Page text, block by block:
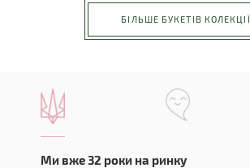
БІЛЬШЕ БУКЕТІВ КОЛЕКЦІЇ
Ми вже 32 роки на ринку